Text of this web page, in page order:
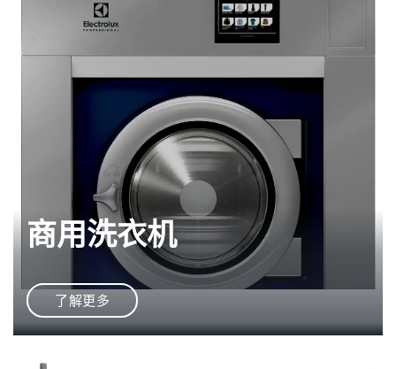
商用洗衣机
了解更多